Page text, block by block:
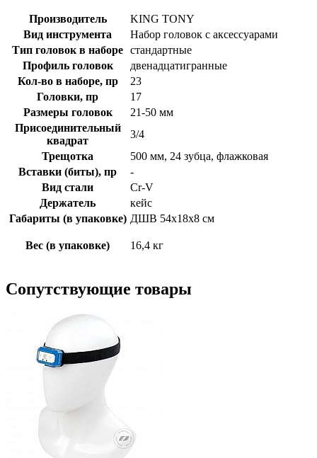
Производитель
KING TONY
Вид инструмента
Набор головок с аксессуарами
Тип головок в наборе стандартные
Профиль головок
двенадцатигранные
Кол-во в наборе, пр
23
Головки, пр
17
Размеры головок
21-50 мм
Присоединительный
квадрат
3/4
Трещотка
500 мм, 24 зубца, флажковая
Вставки (биты), пр
-
Вид стали
Cr-V
Держатель
кейс
Габариты (в упаковке) ДШВ 54х18х8 см
Вес (в упаковке) 16,4 кг
Сопутствующие товары